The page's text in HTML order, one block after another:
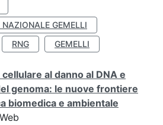
NAZIONALE GEMELLI
RNG GEMELLI
al danno al DNA e
genoma: le nuove frontiere
biomedica e ambientale